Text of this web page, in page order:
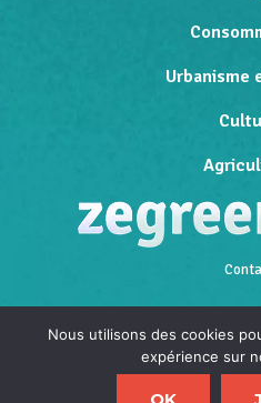
Urbanisme
Mentions
Nous utilisons des cookies
expérience sur